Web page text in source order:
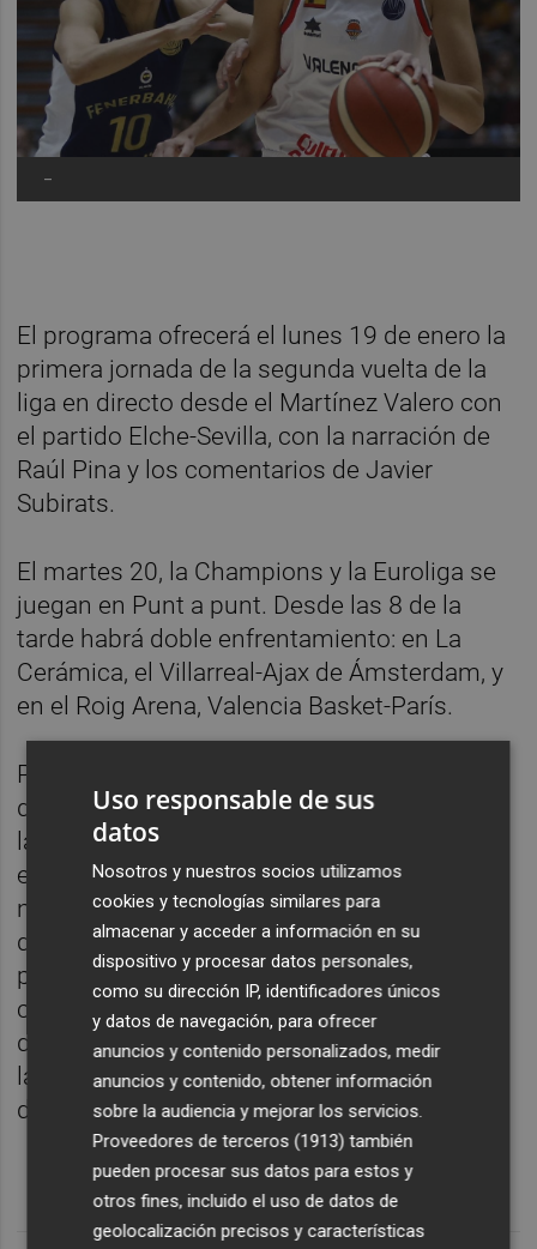
-
El programa ofrecerá el lunes 19 de enero la
primera jornada de la segunda vuelta de la
liga en directo desde el Martínez Valero con
el partido Elche-Sevilla, con la narración de
Raúl Pina y los comentarios de Javier
Subirats.
El martes 20, la Champions y la Euroliga se
juegan en Punt a punt. Desde las 8 de la
tarde habrá doble enfrentamiento: en La
Cerámica, el Villarreal-Ajax de Ámsterdam, y
en el Roig Arena, Valencia Basket-París.
Por último, el jueves 22 de enero el equipo
del programa ofrecerá un nuevo capítulo de
la Euroliga de baloncesto desde Baviera con
el Bayern de Múnich-Valencia Basket, con la
narración de Luis Urrutia y los comentarios
de Nacho Rodilla. La lucha por las primeras
plazas de la máxima competición
continental continúa abierta para el equipo
de Pedro Martínez y se podrá seguir desde
las 8.30 de la tarde en Punt a punt, la casa
del deporte en À Punt Ràdio.
Uso responsable de sus
datos
Nosotros y nuestros socios utilizamos
cookies y tecnologías similares para
almacenar y acceder a información en su
dispositivo y procesar datos personales,
como su dirección IP, identificadores únicos
y datos de navegación, para ofrecer
anuncios y contenido personalizados, medir
anuncios y contenido, obtener información
sobre la audiencia y mejorar los servicios.
Proveedores de terceros (1913) también
pueden procesar sus datos para estos y
otros fines, incluido el uso de datos de
geolocalización precisos y características